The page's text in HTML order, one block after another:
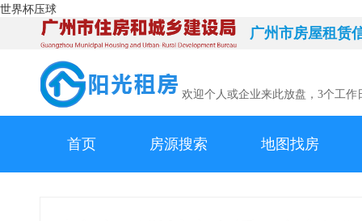
世界杯压球
广州市房屋租赁
欢迎个人或企业来此放盘，3个工作
首页 房源搜索 地图找房